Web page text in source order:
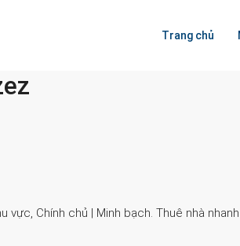
Trang chủ
vực, Chính chủ | Minh bạch. Thuê nhà